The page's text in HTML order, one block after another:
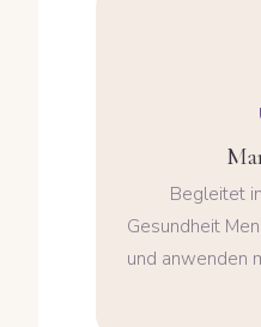
Begleitet
Gesundheit
und anwenden